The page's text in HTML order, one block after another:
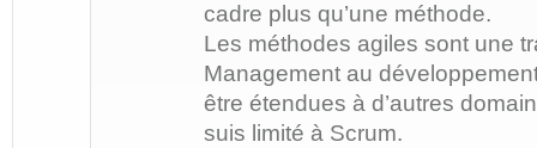
cadre plus qu’une méthode.
Les méthodes agiles sont une
Management au
être étendues à d’autres
suis limité à Scrum.